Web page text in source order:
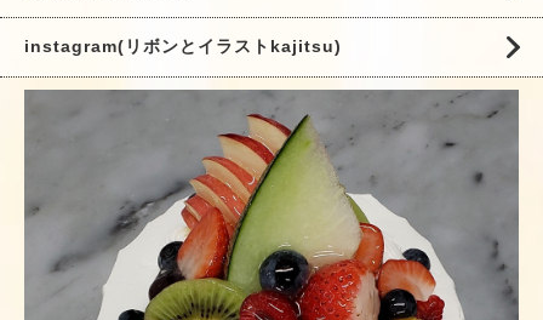
instagram(リボンとイラストkajitsu)